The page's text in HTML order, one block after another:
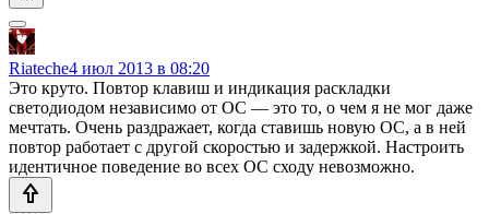
Riateche4 июл 2013 в 08:20
Это круто. Повтор клавиш и индикация раскладки
светодиодом независимо от ОС — это то, о чем я не мог даже
мечтать. Очень раздражает, когда ставишь новую ОС, а в ней
повтор работает с другой скоростью и задержкой. Настроить
идентичное поведение во всех ОС сходу невозможно.